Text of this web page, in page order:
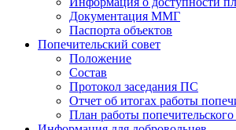
Документация ММГ
Паспорта объектов
Попечительский совет
Положение
Состав
Протокол заседания ПС
Отчет об итогах работы
План работы попечительского